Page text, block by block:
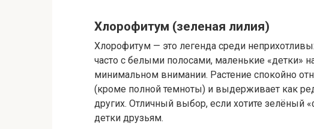
Хлорофитум (зеленая лилия)
Хлорофитум — это легенда среди
часто с белыми полосами, маленькие «детки»
минимальном внимании. Растение спокойно
(кроме полной темноты) и выдерживает как
других. Отличный выбор, если хотите зелёный
детки друзьям.